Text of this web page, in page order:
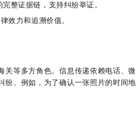
整证据链，支持纠纷举证。
效力和追溯价值。
关等多方角色。信息传递依赖电话、微
纷。例如，为了确认一张照片的时间地